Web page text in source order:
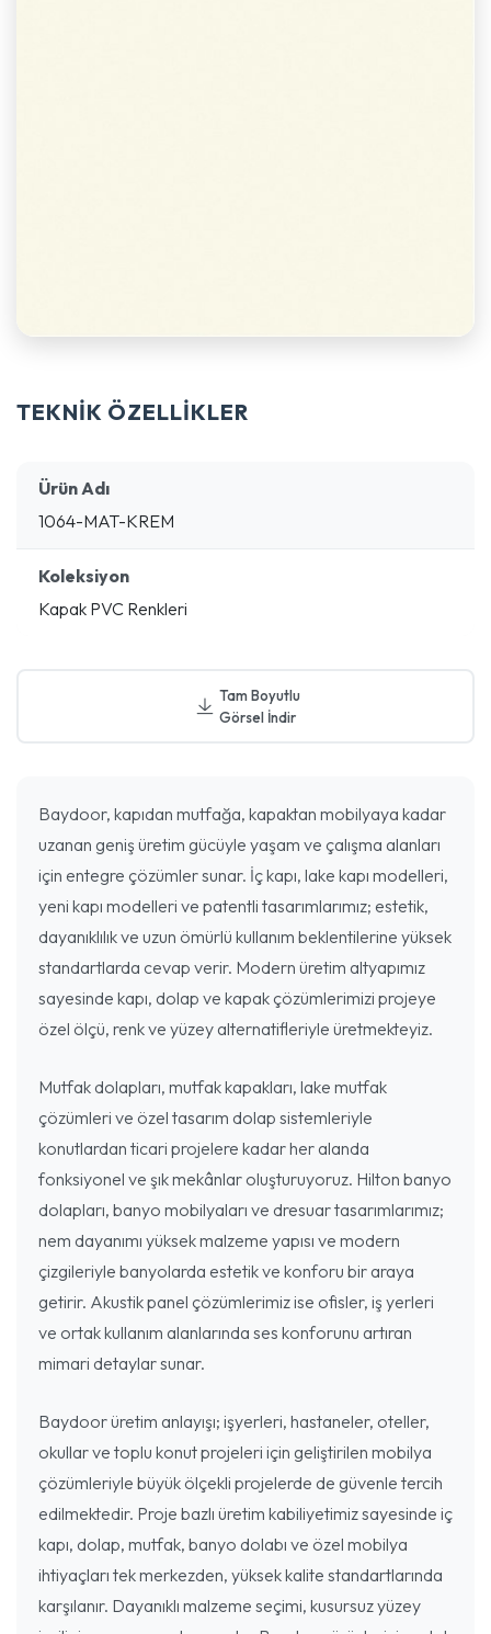
TEKNİK ÖZELLİKLER
Ürün Adı
1064-MAT-KREM
Koleksiyon
Kapak PVC Renkleri
Tam Boyutlu
Görsel İndir
Baydoor, kapıdan mutfağa, kapaktan mobilyaya kadar
uzanan geniş üretim gücüyle yaşam ve çalışma alanları
için entegre çözümler sunar. İç kapı, lake kapı modelleri,
yeni kapı modelleri ve patentli tasarımlarımız; estetik,
dayanıklılık ve uzun ömürlü kullanım beklentilerine yüksek
standartlarda cevap verir. Modern üretim altyapımız
sayesinde kapı, dolap ve kapak çözümlerimizi projeye
özel ölçü, renk ve yüzey alternatifleriyle üretmekteyiz.
Mutfak dolapları, mutfak kapakları, lake mutfak
çözümleri ve özel tasarım dolap sistemleriyle
konutlardan ticari projelere kadar her alanda
fonksiyonel ve şık mekânlar oluşturuyoruz. Hilton banyo
dolapları, banyo mobilyaları ve dresuar tasarımlarımız;
nem dayanımı yüksek malzeme yapısı ve modern
çizgileriyle banyolarda estetik ve konforu bir araya
getirir. Akustik panel çözümlerimiz ise ofisler, iş yerleri
ve ortak kullanım alanlarında ses konforunu artıran
mimari detaylar sunar.
Baydoor üretim anlayışı; işyerleri, hastaneler, oteller,
okullar ve toplu konut projeleri için geliştirilen mobilya
çözümleriyle büyük ölçekli projelerde de güvenle tercih
edilmektedir. Proje bazlı üretim kabiliyetimiz sayesinde iç
kapı, dolap, mutfak, banyo dolabı ve özel mobilya
ihtiyaçları tek merkezden, yüksek kalite standartlarında
karşılanır. Dayanıklı malzeme seçimi, kusursuz yüzey